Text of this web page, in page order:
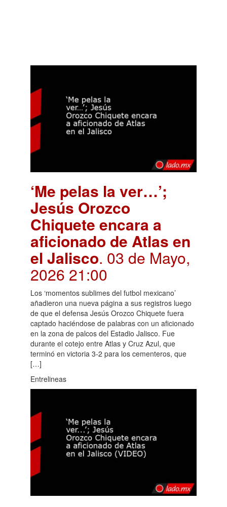
‘Me pelas la ver…’;
Jesús Orozco
Chiquete encara a
aficionado de Atlas en
el Jalisco. 03 de Mayo,
2026 21:00
Los ‘momentos sublimes del futbol mexicano’
añadieron una nueva página a sus registros luego
de que el defensa Jesús Orozco Chiquete fuera
captado haciéndose de palabras con un aficionado
en la zona de palcos del Estadio Jalisco. Fue
durante el cotejo entre Atlas y Cruz Azul, que
terminó en victoria 3-2 para los cementeros, que
[…]
Entrelineas